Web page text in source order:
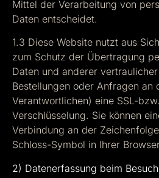
Mittel der Verarbeitung von
Daten entscheidet.
1.3 Diese Website nutzt aus
zum Schutz der Übertragung
Daten und anderer
Bestellungen oder Anfragen an
Verantwortlichen) eine SSL-
Verschlüsselung. Sie können
Verbindung an der
Schloss-Symbol in Ihrer
2) Datenerfassung beim